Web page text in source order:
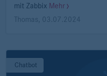
mit Zabbix Mehr
Thomas
03.07.2024
Chatbot